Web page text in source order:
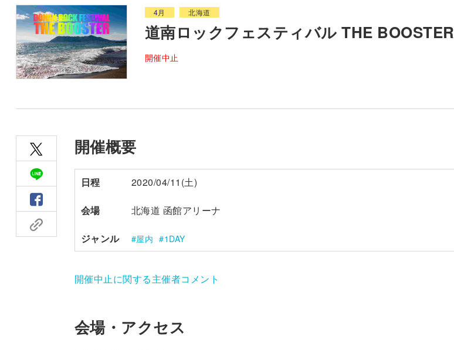
4月 北海道
道南ロックフェスティバル THE BOOSTER
開催中止
開催概要
日程 2020/04/11(土)
会場 北海道 函館アリーナ
ジャンル 屋内 1DAY
開催中止に関する主催者コメント
会場・アクセス